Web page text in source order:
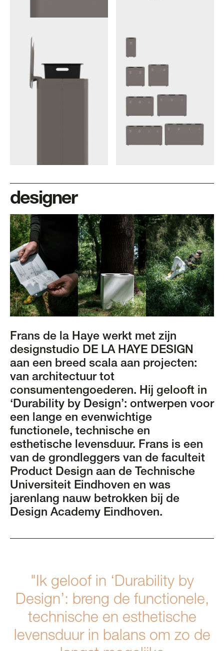
designer
Frans de la Haye werkt met zijn
designstudio DE LA HAYE DESIGN
aan een breed scala aan projecten:
van architectuur tot
consumentengoederen. Hij gelooft in
‘Durability by Design’: ontwerpen voor
een lange en evenwichtige
functionele, technische en
esthetische levensduur. Frans is een
van de grondleggers van de faculteit
Product Design aan de Technische
Universiteit Eindhoven en was
jarenlang nauw betrokken bij de
Design Academy Eindhoven.
"Ik geloof in ‘Durability by
Design’: breng de functionele,
technische en esthetische
levensduur in balans om zo de